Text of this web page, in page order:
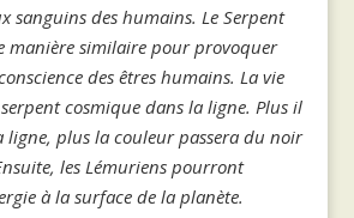
sanguins des humains. Le Serpent
manière similaire pour provoquer
des êtres humains. La vie
cosmique dans la ligne. Plus il
ligne, plus la couleur passera du noir
les Lémuriens pourront
à la surface de la planète.